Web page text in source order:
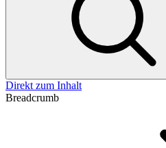
Direkt zum Inhalt
Breadcrumb